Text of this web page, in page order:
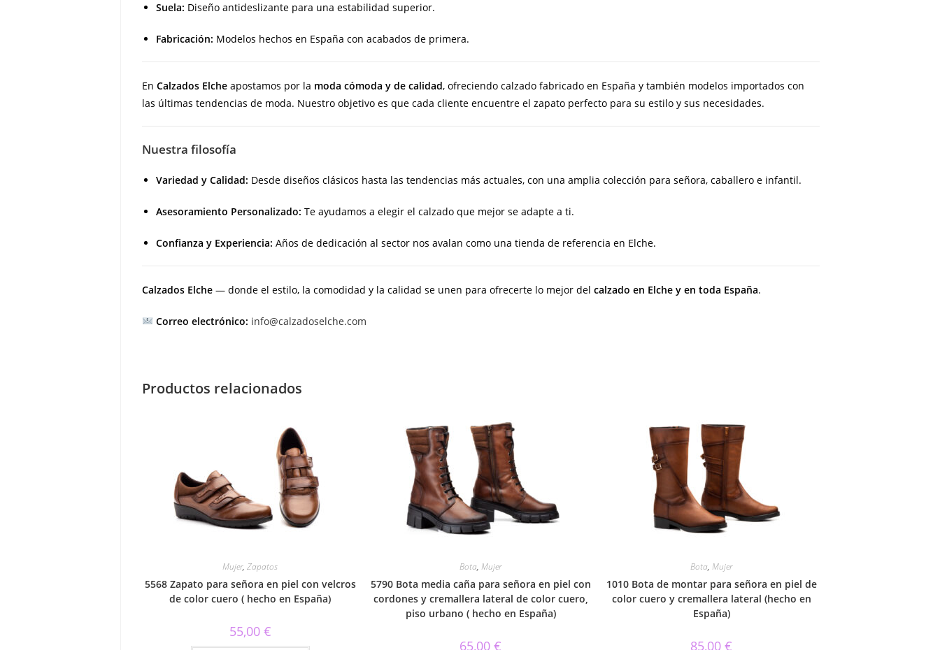
Suela: Diseño antideslizante para una estabilidad superior.
Fabricación: Modelos hechos en España con acabados de primera.
En Calzados Elche apostamos por la moda cómoda y de calidad, ofreciendo calzado fabricado en España y también modelos importados con
las últimas tendencias de moda. Nuestro objetivo es que cada cliente encuentre el zapato perfecto para su estilo y sus necesidades.
Nuestra filosofía
Variedad y Calidad: Desde diseños clásicos hasta las tendencias más actuales, con una amplia colección para señora, caballero e infantil.
Asesoramiento Personalizado: Te ayudamos a elegir el calzado que mejor se adapte a ti.
Confianza y Experiencia: Años de dedicación al sector nos avalan como una tienda de referencia en Elche.
Calzados Elche — donde el estilo, la comodidad y la calidad se unen para ofrecerte lo mejor del calzado en Elche y en toda España.
Correo electrónico: info@calzadoselche.com
Productos relacionados
Mujer,Zapatos
5568 Zapato para señora en piel con velcros
de color cuero ( hecho en España)
55,00 €
Bota,Mujer
5790 Bota media caña para señora en piel con
cordones y cremallera lateral de color cuero,
piso urbano ( hecho en España)
65,00€
Bota,Mujer
1010 Bota de montar para señora en piel de
color cuero y cremallera lateral (hecho en
España)
85,00€